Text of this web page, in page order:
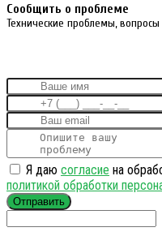
Cообщить о проблеме
Технические проблемы,
Я даю согласие на
политикой обработки
Отправить